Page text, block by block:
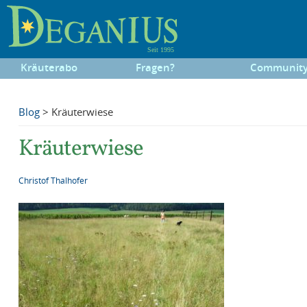
Kräuterabo Fragen?
Blog > Kräuterwiese
Kräuterwiese
Christof Thalhofer